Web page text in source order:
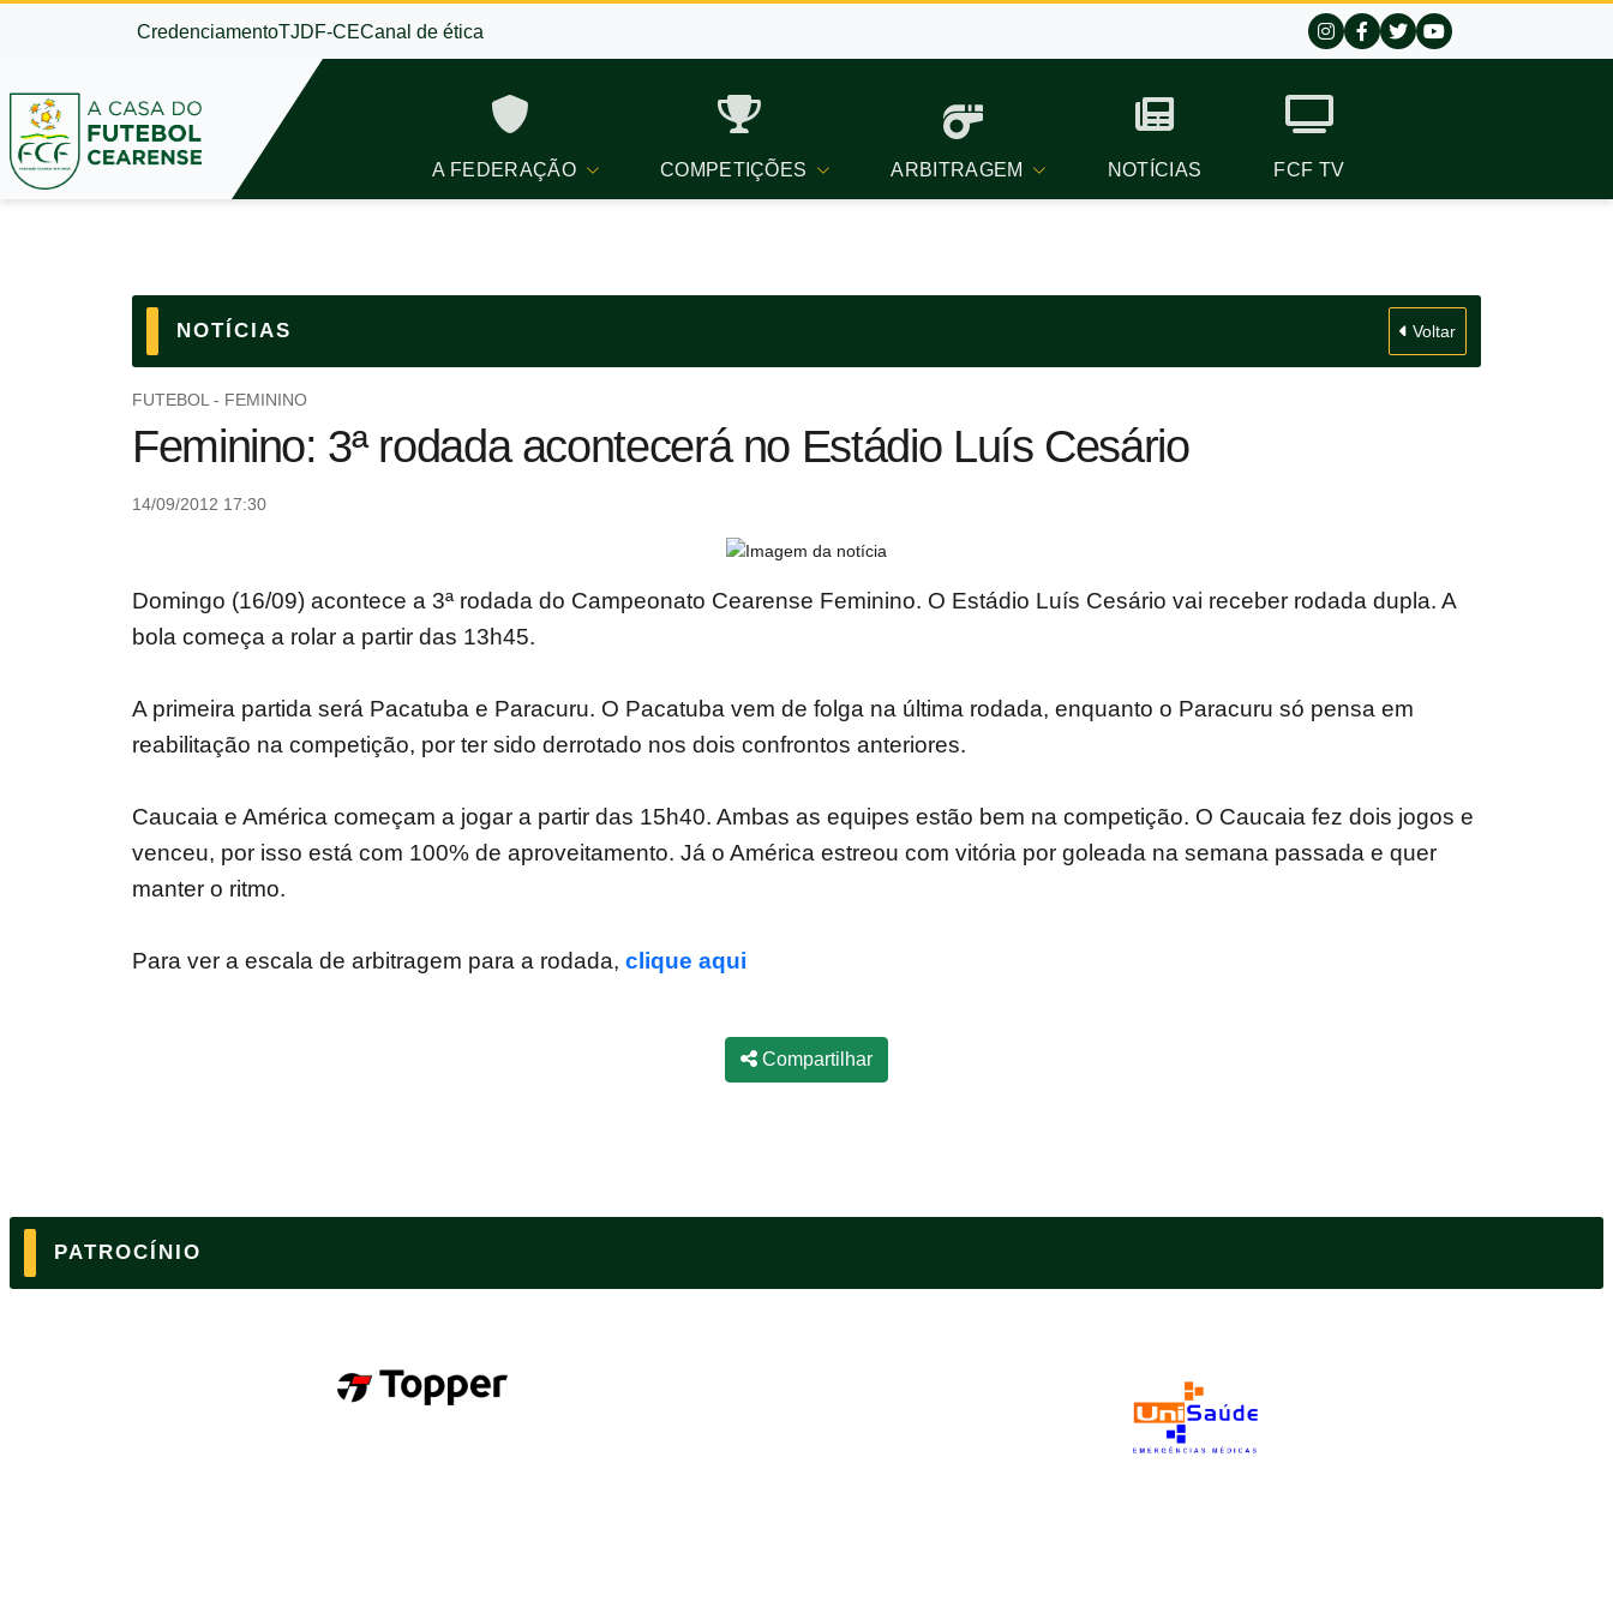
CredenciamentoTJDF-CECanal de ética
A FEDERAÇÃO COMPETIÇÕES ARBITRAGEM NOTÍCIAS FCF TV
NOTÍCIAS Voltar
FUTEBOL - FEMININO
Feminino: 3ª rodada acontecerá no Estádio Luís Cesário
14/09/2012 17:30
Domingo (16/09) acontece a 3ª rodada do Campeonato Cearense Feminino. O Estádio Luís Cesário vai receber rodada dupla. A
bola começa a rolar a partir das 13h45.
A primeira partida será Pacatuba e Paracuru. O Pacatuba vem de folga na última rodada, enquanto o Paracuru só pensa em
reabilitação na competição, por ter sido derrotado nos dois confrontos anteriores.
Caucaia e América começam a jogar a partir das 15h40. Ambas as equipes estão bem na competição. O Caucaia fez dois jogos e
venceu, por isso está com 100% de aproveitamento. Já o América estreou com vitória por goleada na semana passada e quer
manter o ritmo.
Para ver a escala de arbitragem para a rodada, clique aqui
Compartilhar
PATROCÍNIO